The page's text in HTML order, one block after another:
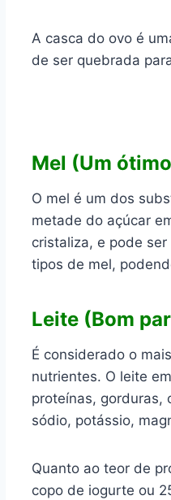
A casca do ovo é
de ser quebrada
Mel (Um
O mel é um dos
metade do açúcar
cristaliza, e pode
tipos de mel,
Leite (Bom
É considerado o
nutrientes. O leite
proteínas, gorduras,
sódio, potássio,
Quanto ao teor de
copo de iogurte ou